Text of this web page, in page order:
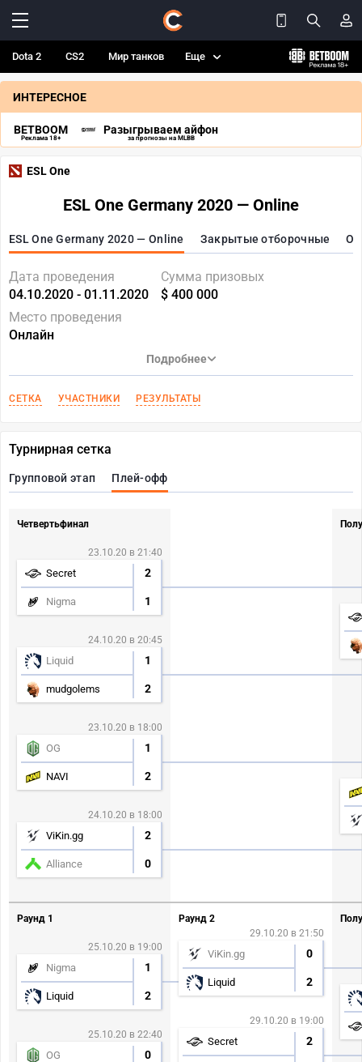
Dota 2 CS2 Мир танков Еще
ИНТЕРЕСНОЕ
BETBOOM
Реклама 18+
Разыгрываем айфон
за прогнозы на MLBB
ESL One
ESL One Germany 2020 — Online
ESL One Germany 2020 — Online Закрытые отборочные
Дата проведения
04.10.2020 - 01.11.2020
Сумма призовых
$ 400 000
Место проведения
Онлайн
Подробнее
СЕТКА УЧАСТНИКИ РЕЗУЛЬТАТЫ
Турнирная сетка
Групповой этап Плей-офф
Четвертьфинал
23.10.20 в 21:40
Secret 2
Nigma 1
24.10.20 в 20:45
Liquid 1
mudgolems 2
23.10.20 в 18:00
OG 1
NAVI 2
24.10.20 в 18:00
ViKin.gg 2
Alliance 0
Раунд 1
25.10.20 в 19:00
Nigma 1
Liquid 2
25.10.20 в 22:40
OG 0
Раунд 2
29.10.20 в 21:50
ViKin.gg 0
Liquid 2
29.10.20 в 19:00
Secret 2